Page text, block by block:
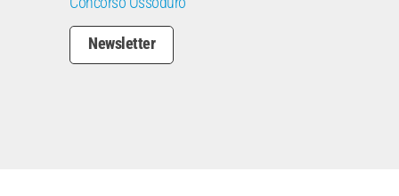
Newsletter